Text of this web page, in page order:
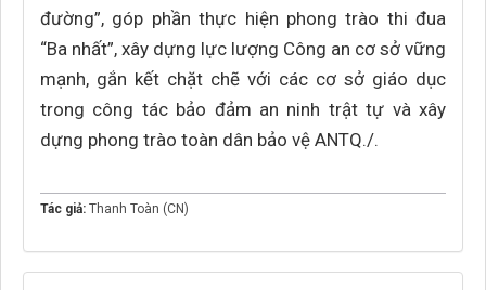
đường”, góp phần thực hiện phong trào thi đua
“Ba nhất”, xây dựng lực lượng Công an cơ sở vững
mạnh, gắn kết chặt chẽ với các cơ sở giáo dục
trong công tác bảo đảm an ninh trật tự và xây
dựng phong trào toàn dân bảo vệ ANTQ./.
Tác giả: Thanh Toàn (CN)